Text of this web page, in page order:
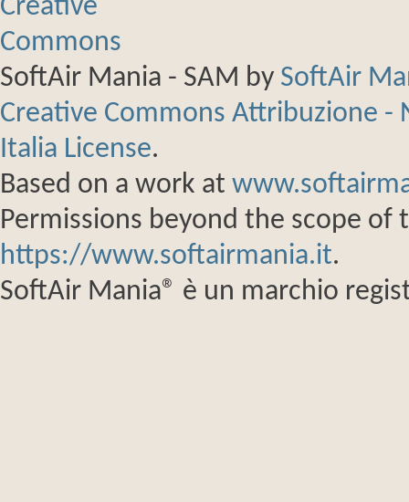
SoftAir Mania - SAM by SoftAir
Creative Commons Attribuzione
Italia License.
Based on a work at
Permissions beyond the scope of
https://www.softairmania.it.
SoftAir Mania® è un marchio